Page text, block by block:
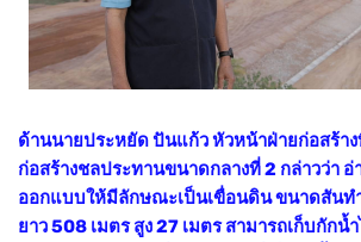
ด้านนายประหยัด ปันแก้ว หัวหน้าฝ่ายก่อสร้าง
ก่อสร้างชลประทานขนาดกลางที่ 2 กล่าวว่า อ่
ออกแบบให้มีลักษณะเป็นเขื่อนดิน ขนาดสันท
ยาว 508 เมตร สูง 27 เมตร สามารถเก็บกัก